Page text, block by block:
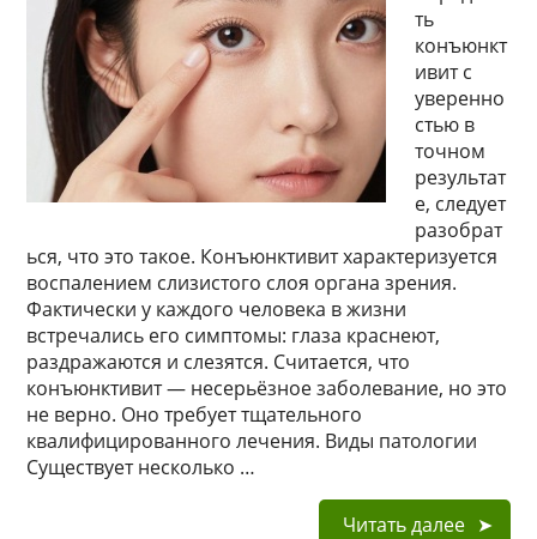
ть
конъюнкт
ивит с
уверенно
стью в
точном
результат
е, следует
разобрат
ься, что это такое. Конъюнктивит характеризуется
воспалением слизистого слоя органа зрения.
Фактически у каждого человека в жизни
встречались его симптомы: глаза краснеют,
раздражаются и слезятся. Считается, что
конъюнктивит — несерьёзное заболевание, но это
не верно. Оно требует тщательного
квалифицированного лечения. Виды патологии
Существует несколько …
Читать далее